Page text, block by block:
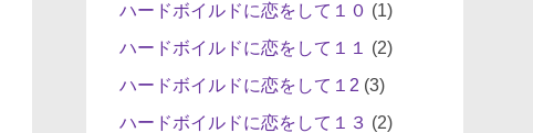
ハードボイルドに恋をして１０ (1)
ハードボイルドに恋をして１１
(2)
ハードボイルドに恋をして１2 (3)
ハードボイルドに恋をして１３ (2)